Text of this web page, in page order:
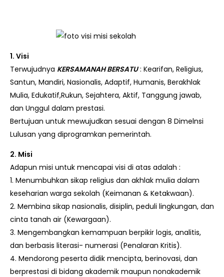
1. Visi
Terwujudnya KERSAMANAH BERSATU: Kearifan, Religius,
Santun, Mandiri, Nasionalis, Adaptif, Humanis, Berakhlak
Mulia, Edukatif,Rukun, Sejahtera, Aktif, Tanggung jawab,
dan Unggul dalam prestasi.
Bertujuan untuk mewujudkan sesuai dengan 8 Dimelnsi
Lulusan yang diprogramkan pemerintah.
2. Misi
Adapun misi untuk mencapai visi di atas adalah :
1. Menumbuhkan sikap religius dan akhlak mulia dalam
keseharian warga sekolah (Keimanan & Ketakwaan).
2. Membina sikap nasionalis, disiplin, peduli lingkungan, dan
cinta tanah air (Kewargaan).
3. Mengembangkan kemampuan berpikir logis, analitis,
dan berbasis literasi- numerasi (Penalaran Kritis).
4. Mendorong peserta didik mencipta, berinovasi, dan
berprestasi di bidang akademik maupun nonakademik